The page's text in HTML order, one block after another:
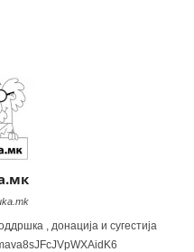
, донација и сугестија